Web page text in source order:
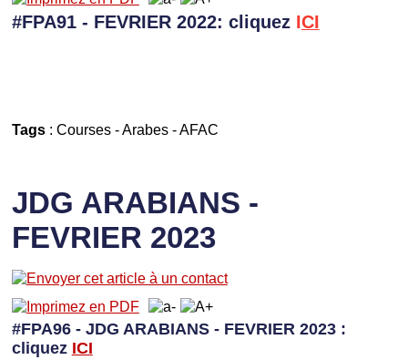
#FPA91 - FEVRIER 2022: cliquez ICI
Tags: Courses-Arabes-AFAC
JDG ARABIANS -
FEVRIER 2023
#FPA96 - JDG ARABIANS - FEVRIER 2023 :
cliquez ICI